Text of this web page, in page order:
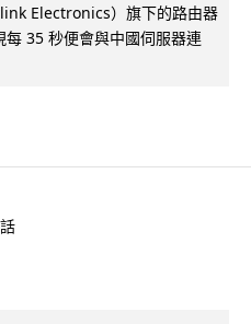
Electronics）旗下的路由器
35 秒便會與中國伺服器連